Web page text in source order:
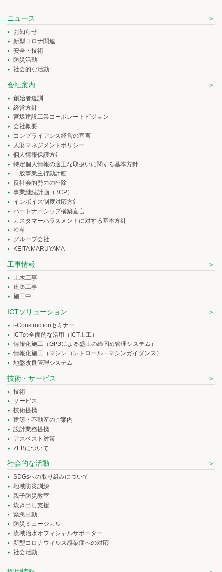
ニュース
お知らせ
新型コロナ関連
安全・技術
防災活動
社会的な活動
会社案内
創始者遺訓
経営方針
宮坂建設工業コーポレートビジョン
会社概要
コンプライアンス経営の宣言
人財マネジメントポリシー
個人情報保護方針
特定個人情報の適正な取扱いに関する基本方針
一般事業主行動計画
反社会的勢力の排除
事業継続計画（BCP）
インボイス制度対応方針
パートナーシップ構築宣言
カスタマーハラスメントに対する基本方針
沿革
グループ会社
KEITA MARUYAMA
工事情報
土木工事
建築工事
施工中
ICTソリューション
i-Constructionセミナー
ICTの全面的な活用（ICT土工）
情報化施工（GPSによる盛土の締固め管理システム）
情報化施工（マシンコントロール・マシンガイダンス）
地盤改良管理システム
技術・サービス
技術
サービス
技術提携
建築・不動産のご案内
設計業務提携
アスベスト対策
ZEBについて
社会的な活動
SDGsへの取り組みについて
地域防災訓練
親子防災教室
炊き出し支援
緊急出動
防災ミュージカル
流域治水オフィシャルサポーター
新型コロナウィルス感染症への対応
社会活動